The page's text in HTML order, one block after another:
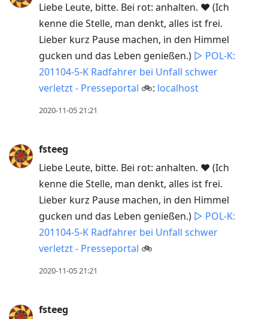
Liebe Leute, bitte. Bei rot: anhalten. ❤️ (Ich
kenne die Stelle, man denkt, alles ist frei.
Lieber kurz Pause machen, in den Himmel
gucken und das Leben genießen.) ▷ POL-K:
201104-5-K Radfahrer bei Unfall schwer
verletzt - Presseportal 🚲: localhost
2020-11-05 21:21
fsteeg
Liebe Leute, bitte. Bei rot: anhalten. ❤️ (Ich
kenne die Stelle, man denkt, alles ist frei.
Lieber kurz Pause machen, in den Himmel
gucken und das Leben genießen.) ▷ POL-K:
201104-5-K Radfahrer bei Unfall schwer
verletzt - Presseportal 🚲
2020-11-05 21:21
fsteeg